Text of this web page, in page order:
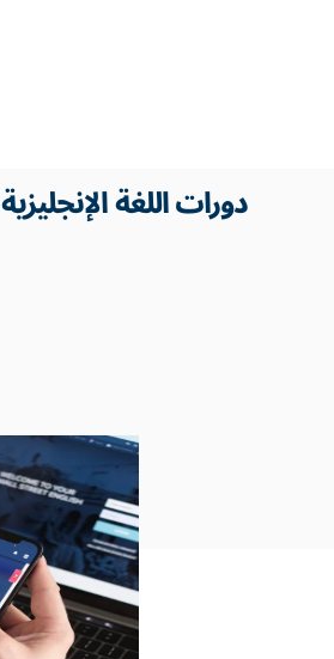
دورات اللغة الإنجليزية